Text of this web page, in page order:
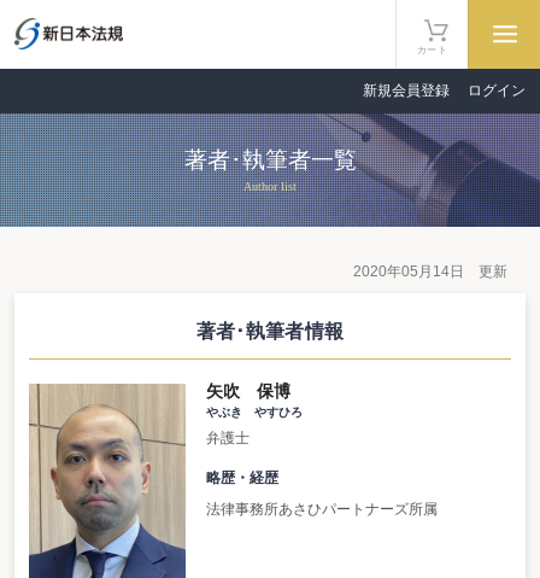
カート
新規会員登録 ログイン
著者･執筆者一覧
Author list
2020年05月14日 更新
著者･執筆者情報
矢吹 保博
やぶき やすひろ
弁護士
略歴・経歴
法律事務所あさひパートナーズ所属